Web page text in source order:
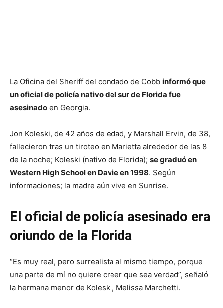
La Oficina del Sheriff del condado de Cobb informó que
un oficial de policía nativo del sur de Florida fue
asesinado en Georgia.
Jon Koleski, de 42 años de edad, y Marshall Ervin, de 38,
fallecieron tras un tiroteo en Marietta alrededor de las 8
de la noche; Koleski (nativo de Florida); se graduó en
Western High School en Davie en 1998. Según
informaciones; la madre aún vive en Sunrise.
El oficial de policía asesinado era
oriundo de la Florida
“Es muy real, pero surrealista al mismo tiempo, porque
una parte de mí no quiere creer que sea verdad”, señaló
la hermana menor de Koleski, Melissa Marchetti.